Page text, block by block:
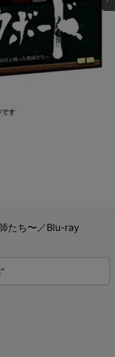
たち〜／Blu-ray